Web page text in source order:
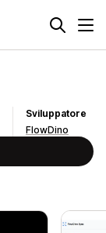
Sviluppatore
FlowDino